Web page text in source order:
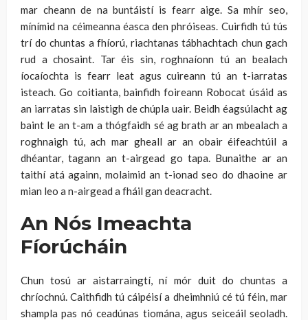
mar cheann de na buntáistí is fearr aige. Sa mhír seo,
mínímid na céimeanna éasca den phróiseas. Cuirfidh tú tús
trí do chuntas a fhíorú, riachtanas tábhachtach chun gach
rud a chosaint. Tar éis sin, roghnaíonn tú an bealach
íocaíochta is fearr leat agus cuireann tú an t-iarratas
isteach. Go coitianta, bainfidh foireann Robocat úsáid as
an iarratas sin laistigh de chúpla uair. Beidh éagsúlacht ag
baint le an t-am a thógfaidh sé ag brath ar an mbealach a
roghnaigh tú, ach mar gheall ar an obair éifeachtúil a
dhéantar, tagann an t-airgead go tapa. Bunaithe ar an
taithí atá againn, molaimid an t-ionad seo do dhaoine ar
mian leo a n-airgead a fháil gan deacracht.
An Nós Imeachta
Fíorúcháin
Chun tosú ar aistarraingtí, ní mór duit do chuntas a
chríochnú. Caithfidh tú cáipéisí a dheimhniú cé tú féin, mar
shampla pas nó ceadúnas tiomána, agus seiceáil seoladh.